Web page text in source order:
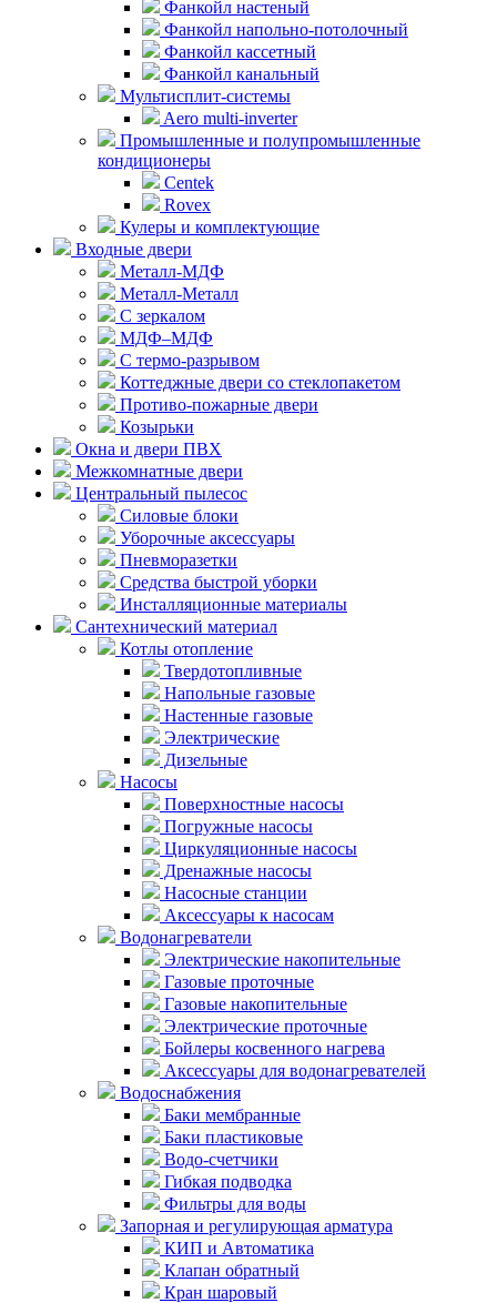
Фанкойл настеный
Фанкойл напольно-потолочный
Фанкойл кассетный
Фанкойл канальный
Мультисплит-системы
Aero multi-inverter
Промышленные и полупромышленные
кондиционеры
Centek
Rovex
Кулеры и комплектующие
Входные двери
Металл-МДФ
Металл-Металл
С зеркалом
МДФ–МДФ
С термо-разрывом
Коттеджные двери со стеклопакетом
Противо-пожарные двери
Козырьки
Окна и двери ПВХ
Межкомнатные двери
Центральный пылесос
Силовые блоки
Уборочные аксессуары
Пневморазетки
Средства быстрой уборки
Инсталляционные материалы
Сантехнический материал
Котлы отопление
Твердотопливные
Напольные газовые
Настенные газовые
Электрические
Дизельные
Насосы
Поверхностные насосы
Погружные насосы
Циркуляционные насосы
Дренажные насосы
Насосные станции
Аксессуары к насосам
Водонагреватели
Электрические накопительные
Газовые проточные
Газовые накопительные
Электрические проточные
Бойлеры косвенного нагрева
Аксессуары для водонагревателей
Водоснабжения
Баки мембранные
Баки пластиковые
Водо-счетчики
Гибкая подводка
Фильтры для воды
Запорная и регулирующая арматура
КИП и Автоматика
Клапан обратный
Кран шаровый